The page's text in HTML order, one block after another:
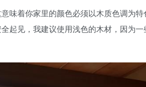
味着你家里的颜色必须以木质色调为
起见，我建议使用浅色的木材，因为